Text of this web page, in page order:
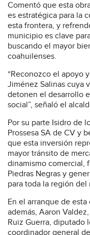
Comentó que esta
es estratégica para la
esta frontera, y
municipio es clave
buscando el mayor
coahuilenses.
“Reconozco el apoyo
Jiménez Salinas cuya
detonen el desarrollo
social”, señaló el
Por su parte Isidro de
Prossesa SA de CV y
que esta inversión
mayor tránsito de
dinamismo comercial,
Piedras Negras y
para toda la región del
En el arranque de
además, Aaron
Ruiz Guerra, diputado
coordinador general